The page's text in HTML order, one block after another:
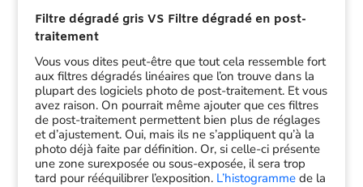
Filtre dégradé gris VS Filtre dégradé en post-
traitement
Vous vous dites peut-être que tout cela ressemble fort
aux filtres dégradés linéaires que l’on trouve dans la
plupart des logiciels photo de post-traitement. Et vous
avez raison. On pourrait même ajouter que ces filtres
de post-traitement permettent bien plus de réglages
et d’ajustement. Oui, mais ils ne s’appliquent qu’à la
photo déjà faite par définition. Or, si celle-ci présente
une zone surexposée ou sous-exposée, il sera trop
tard pour rééquilibrer l’exposition. L’histogrammede la